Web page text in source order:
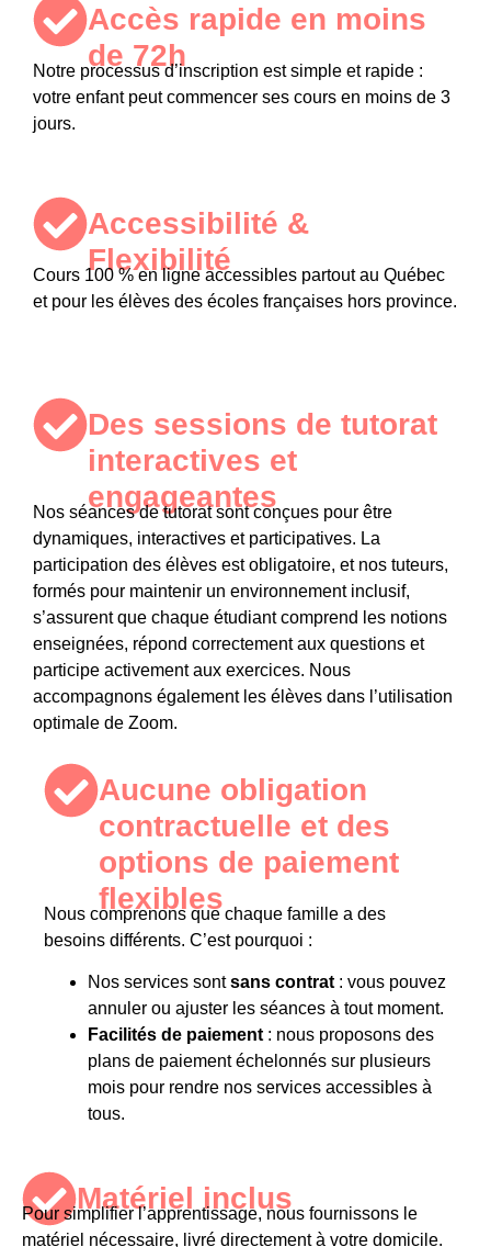
Accès rapide en moins
de 72h​
Notre processus d’inscription est simple et rapide :
votre enfant peut commencer ses cours en moins de 3
jours.
Accessibilité &
Flexibilité​
Cours 100 % en ligne accessibles partout au Québec
et pour les élèves des écoles françaises hors province.
Des sessions de tutorat
interactives et
engageantes​
Nos séances de tutorat sont conçues pour être
dynamiques, interactives et participatives. La
participation des élèves est obligatoire, et nos tuteurs,
formés pour maintenir un environnement inclusif,
s’assurent que chaque étudiant comprend les notions
enseignées, répond correctement aux questions et
participe activement aux exercices. Nous
accompagnons également les élèves dans l’utilisation
optimale de Zoom.
Aucune obligation
contractuelle et des
options de paiement
flexibles​
Nous comprenons que chaque famille a des
besoins différents. C’est pourquoi :
Nos services sontsans contrat: vous pouvez
annuler ou ajuster les séances à tout moment.
Facilités de paiement: nous proposons des
plans de paiement échelonnés sur plusieurs
mois pour rendre nos services accessibles à
tous.
Matériel inclus​
Pour simplifier l’apprentissage, nous fournissons le
matériel nécessaire, livré directement à votre domicile.